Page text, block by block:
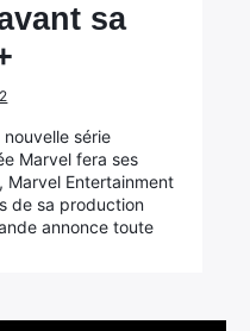
sa
nouvelle série
Marvel fera ses
Marvel Entertainment
de sa production
annonce toute